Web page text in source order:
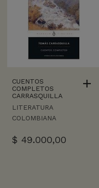
CUENTOS
COMPLETOS
CARRASQUILLA
LITERATURA
COLOMBIANA
$ 49.000,00